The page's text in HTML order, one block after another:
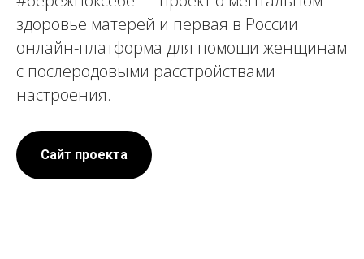
здоровье матерей и первая в России
онлайн-платформа для помощи женщинам
с послеродовыми расстройствами
настроения.
Сайт проекта